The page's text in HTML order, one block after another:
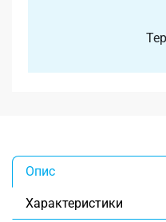
Опис
Характеристики